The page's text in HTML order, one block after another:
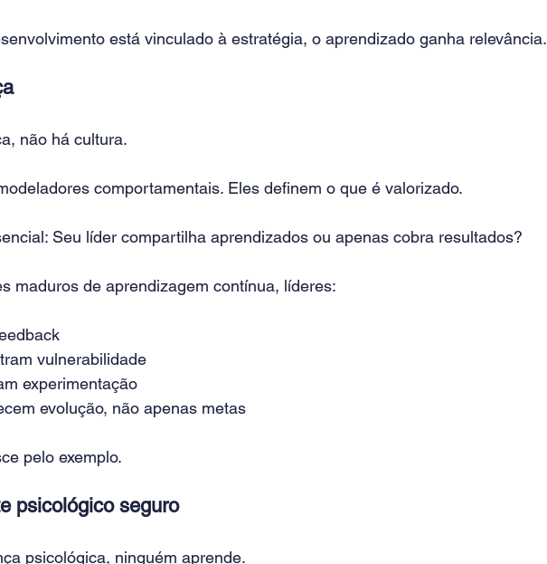
está vinculado à estratégia, o aprendizado ganha relevância.
não há cultura.
comportamentais. Eles definem o que é valorizado.
Seu líder compartilha aprendizados ou apenas cobra resultados?
maduros de aprendizagem contínua, líderes:
vulnerabilidade
experimentação
evolução, não apenas metas
pelo exemplo.
psicológico seguro
psicológica, ninguém aprende.